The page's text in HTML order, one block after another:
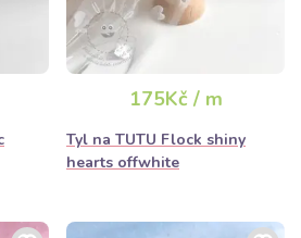
175Kč / m
Tyl na TUTU Flock shiny
hearts offwhite